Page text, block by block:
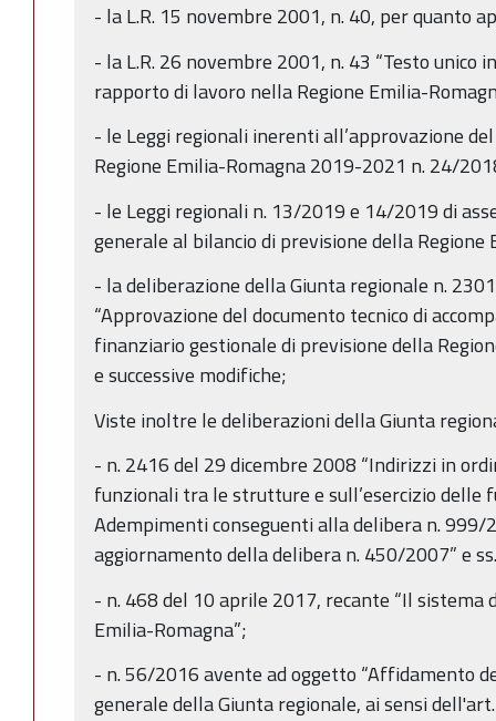
- la L.R. 15 novembre 2001, n. 40, per quanto
- la L.R. 26 novembre 2001, n. 43 “Testo unico
rapporto di lavoro nella Regione Emilia-
- le Leggi regionali inerenti all’approvazione
Regione Emilia-Romagna 2019-2021 n. 24/
- le Leggi regionali n. 13/2019 e 14/2019 di
generale al bilancio di previsione della
- la deliberazione della Giunta regionale n.
“Approvazione del documento tecnico di
finanziario gestionale di previsione della
e successive modifiche;
Viste inoltre le deliberazioni della Giunta
- n. 2416 del 29 dicembre 2008 “Indirizzi in
funzionali tra le strutture e sull’esercizio delle
Adempimenti conseguenti alla delibera n. 999/
aggiornamento della delibera n. 450/2007” e
- n. 468 del 10 aprile 2017, recante “Il
Emilia-Romagna”;
- n. 56/2016 avente ad oggetto “Affidamento
generale della Giunta regionale, ai sensi